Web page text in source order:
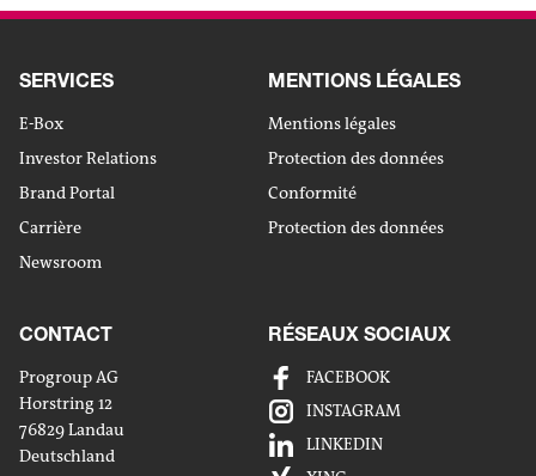
SERVICES
E-Box
Investor Relations
Brand Portal
Carrière
Newsroom
MENTIONS LÉGALES
Mentions légales
Protection des données
Conformité
Protection des données
CONTACT
Progroup AG
Horstring 12
76829 Landau
Deutschland
RÉSEAUX SOCIAUX
FACEBOOK
INSTAGRAM
LINKEDIN